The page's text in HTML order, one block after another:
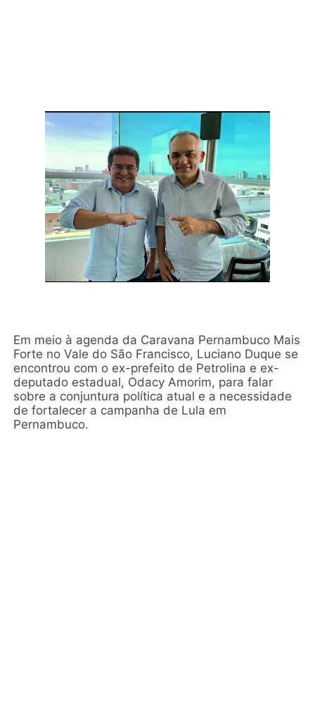
Em meio à agenda da Caravana Pernambuco Mais
Forte no Vale do São Francisco, Luciano Duque se
encontrou com o ex-prefeito de Petrolina e ex-
deputado estadual, Odacy Amorim, para falar
sobre a conjuntura política atual e a necessidade
de fortalecer a campanha de Lula em
Pernambuco.